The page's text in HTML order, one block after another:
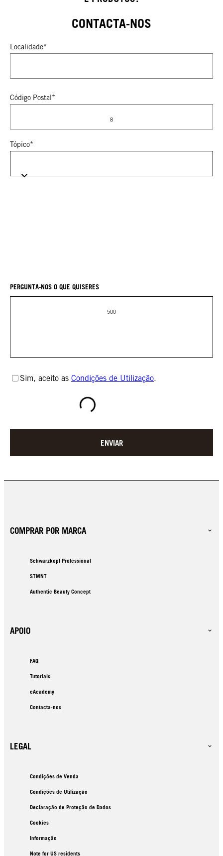
CONTACTA-NOS
Localidade*
Código Postal*
8
Tópico*
PERGUNTA-NOS O QUE QUISERES
500
Sim, aceito as Condições de Utilização.
ENVIAR
COMPRAR POR MARCA
Schwarzkopf Professional
STMNT
Authentic Beauty Concept
APOIO
FAQ
Tutoriais
eAcademy
Contacta-nos
LEGAL
Condições de Venda
Condições de Utilização
Declaração de Proteção de Dados
Cookies
Informação
Note for US residents